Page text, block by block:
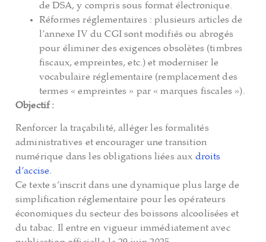
de DSA, y compris sous format électronique.
Réformes réglementaires : plusieurs articles de
l’annexe IV du CGI sont modifiés ou abrogés
pour éliminer des exigences obsolètes (timbres
fiscaux, empreintes, etc.) et moderniser le
vocabulaire réglementaire (remplacement des
termes « empreintes » par « marques fiscales »).
Objectif :
Renforcer la traçabilité, alléger les formalités
administratives et encourager une transition
numérique dans les obligations liées aux droits
d’accise.
Ce texte s’inscrit dans une dynamique plus large de
simplification réglementaire pour les opérateurs
économiques du secteur des boissons alcoolisées et
du tabac. Il entre en vigueur immédiatement avec